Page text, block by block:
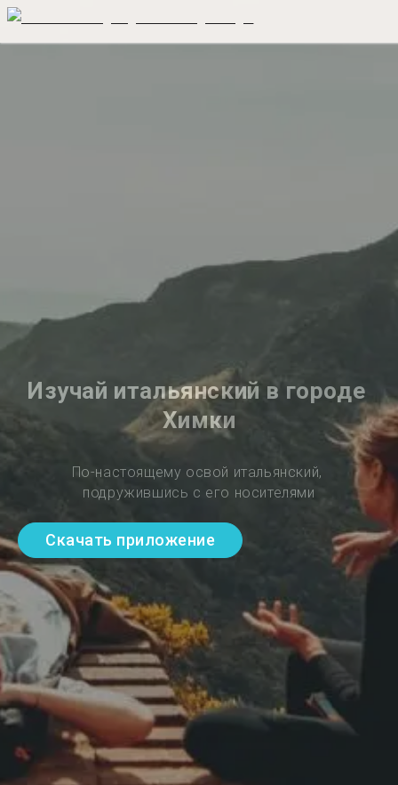
Изучай итальянский в городе
Химки
По-настоящему освой итальянский,
подружившись с его носителями
Скачать приложение